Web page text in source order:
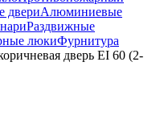
двериАлюминиевые
Раздвижные
люкиФурнитура
дверь EI 60 (2-